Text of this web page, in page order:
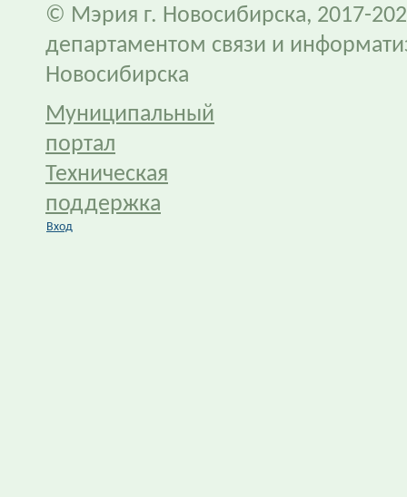
© Мэрия г. Новосибирска, 2017-
департаментом связи и
Новосибирска
Муниципальный
портал
Техническая
поддержка
Вход